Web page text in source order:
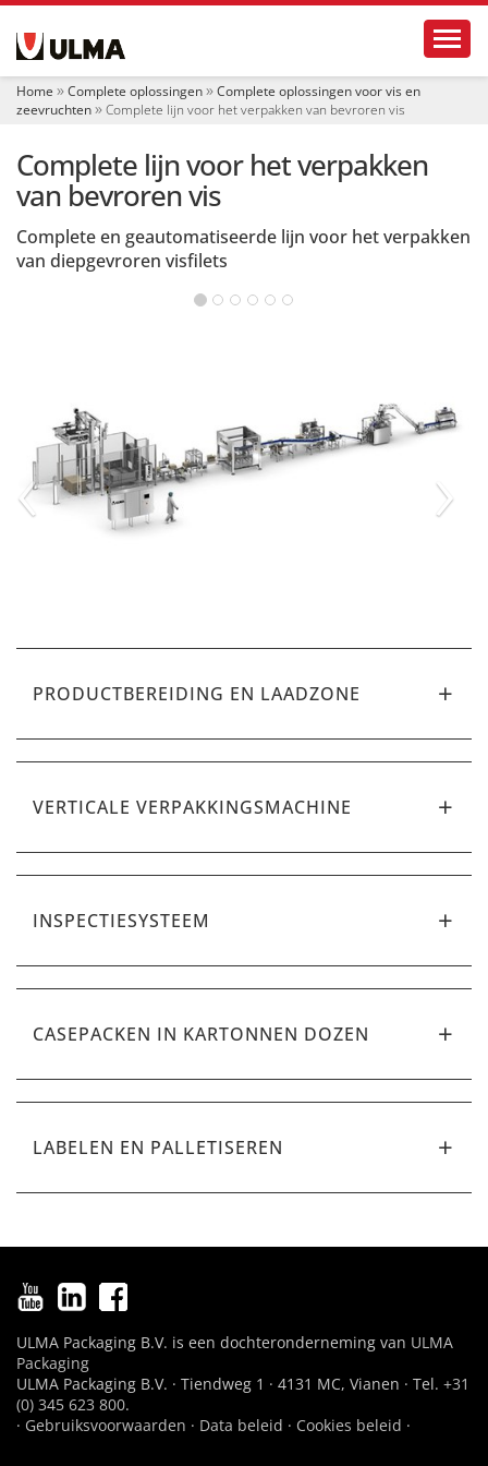
i
Home Complete oplossingen
Complete oplossingen voor vis en
zeevruchten
Complete lijn voor het verpakken van bevroren vis
Complete lijn voor het verpakken
van bevroren vis
Complete en geautomatiseerde lijn voor het verpakken
van diepgevroren visfilets
‹ ›
PRODUCTBEREIDING EN LAADZONE
VERTICALE VERPAKKINGSMACHINE
INSPECTIESYSTEEM
CASEPACKEN IN KARTONNEN DOZEN
LABELEN EN PALLETISEREN
ULMA Packaging B.V. is een dochteronderneming van ULMA
Packaging
ULMA Packaging B.V. · Tiendweg 1 · 4131 MC, Vianen · Tel. +31
(0) 345 623 800.
· Gebruiksvoorwaarden · Data beleid · Cookies beleid ·